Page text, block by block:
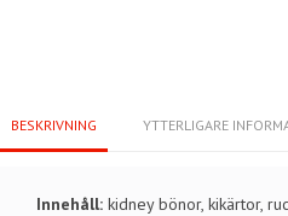
BESKRIVNING YTTERLIGARE
Innehåll: kidney bönor, kikärtor,